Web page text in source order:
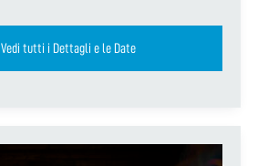
Vedi tutti i Dettagli e le Date